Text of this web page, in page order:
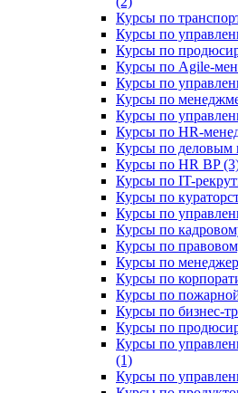
Курсы по
Курсы по
Курсы по
Курсы по Agile-
Курсы по
Курсы по
Курсы по
Курсы по HR-
Курсы по деловым
Курсы по HR BP
Курсы по IT-
Курсы по
Курсы по
Курсы по
Курсы по
Курсы по
Курсы по
Курсы по
Курсы по бизнес-
Курсы по
Курсы по
(1)
Курсы по